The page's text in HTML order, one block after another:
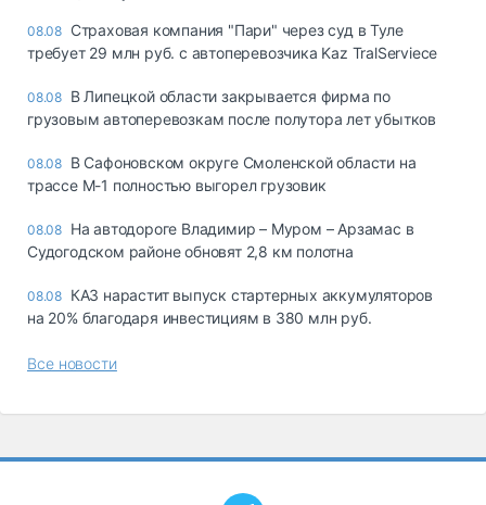
08.08 Страховая компания "Пари" через суд в Туле
требует 29 млн руб. с автоперевозчика Kaz TralServiece
08.08 В Липецкой области закрывается фирма по
грузовым автоперевозкам после полутора лет убытков
08.08 В Сафоновском округе Смоленской области на
трассе М-1 полностью выгорел грузовик
08.08 На автодороге Владимир – Муром – Арзамас в
Судогодском районе обновят 2,8 км полотна
08.08 КАЗ нарастит выпуск стартерных аккумуляторов
на 20% благодаря инвестициям в 380 млн руб.
Все новости